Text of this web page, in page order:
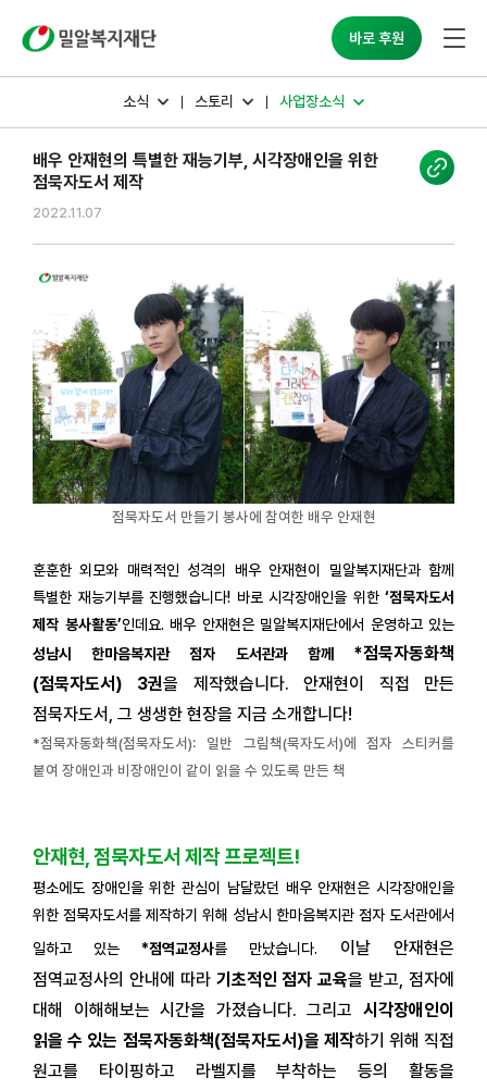
바로 후원
소식 스토리 사업장소식
배우 안재현의 특별한 재능기부, 시각장애인을 위한
점묵자도서 제작
2022.11.07
점묵자도서 만들기 봉사에 참여한 배우 안재현
훈훈한 외모와 매력적인 성격의 배우 안재현이 밀알복지재단과 함께
특별한 재능기부를 진행했습니다! 바로 시각장애인을 위한 ‘점묵자도서
제작 봉사활동’인데요. 배우 안재현은 밀알복지재단에서 운영하고 있는
성남시 한마음복지관 점자 도서관과 함께 *점묵자동화책
(점묵자도서) 3권을 제작했습니다. 안재현이 직접 만든
점묵자도서, 그 생생한 현장을 지금 소개합니다!
*점묵자동화책(점묵자도서): 일반 그림책(묵자도서)에 점자 스티커를
붙여 장애인과 비장애인이 같이 읽을 수 있도록 만든 책
안재현, 점묵자도서 제작 프로젝트!
평소에도 장애인을 위한 관심이 남달랐던 배우 안재현은 시각장애인을
위한 점묵자도서를 제작하기 위해 성남시 한마음복지관 점자 도서관에서
일하고 있는 *점역교정사를 만났습니다.
이날 안재현은
점역교정사의 안내에 따라 기초적인 점자 교육을 받고, 점자에
대해 이해해보는시간을 가졌습니다. 그리고 시각장애인이
읽을 수 있는 점묵자동화책(점묵자도서)을 제작하기 위해 직접
원고를 타이핑하고 라벨지를 부착하는 등의 활동을